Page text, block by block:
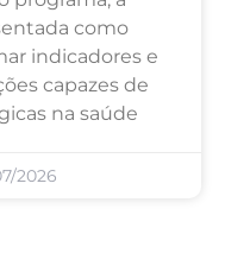
como
indicadores e
capazes de
na saúde
2026